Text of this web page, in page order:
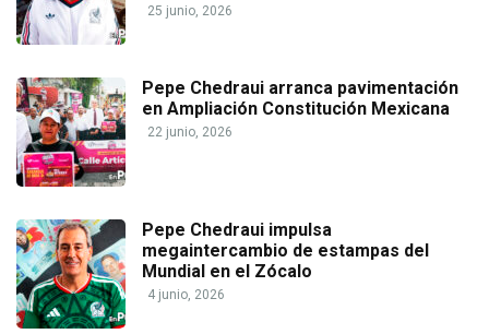
25 junio, 2026
Pepe Chedraui arranca pavimentación
en Ampliación Constitución Mexicana
22 junio, 2026
Pepe Chedraui impulsa
megaintercambio de estampas del
Mundial en el Zócalo
4 junio, 2026